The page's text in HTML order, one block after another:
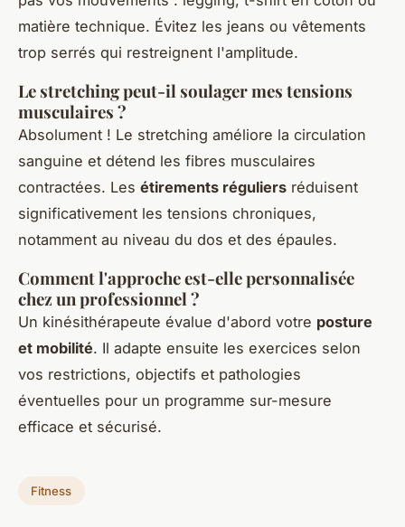
matière technique. Évitez les jeans ou vêtements
trop serrés qui restreignent l'amplitude.
Le stretching peut-il soulager mes tensions
musculaires ?
Absolument ! Le stretching améliore la circulation
sanguine et détend les fibres musculaires
contractées. Les étirements réguliers réduisent
significativement les tensions chroniques,
notamment au niveau du dos et des épaules.
Comment l'approche est-elle personnalisée
chez un professionnel ?
Un kinésithérapeute évalue d'abord votre posture
et mobilité. Il adapte ensuite les exercices selon
vos restrictions, objectifs et pathologies
éventuelles pour un programme sur-mesure
efficace et sécurisé.
Fitness